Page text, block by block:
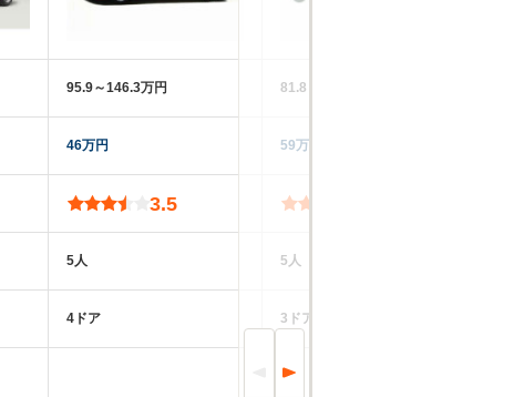
95.9～146.3万円
46万円
3.5
5人
4ドア
81.8～161.3万円
59万円
5人
3ドア